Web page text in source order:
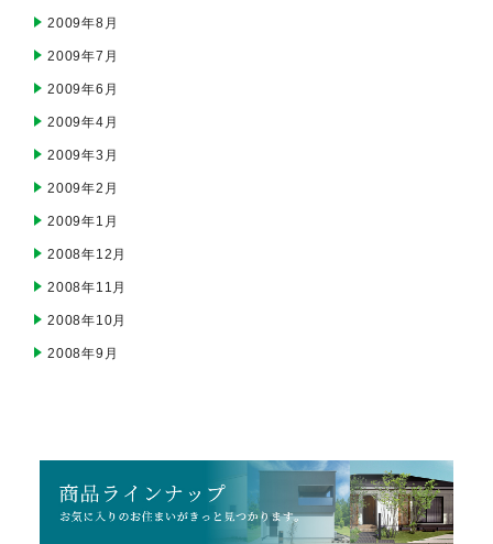
2009年8月
2009年7月
2009年6月
2009年4月
2009年3月
2009年2月
2009年1月
2008年12月
2008年11月
2008年10月
2008年9月